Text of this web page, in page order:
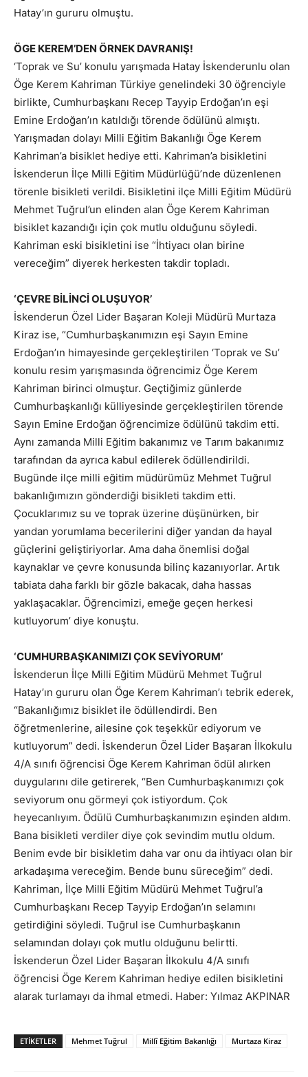
Hatay’ın gururu olmuştu.
ÖGE KEREM’DEN ÖRNEK DAVRANIŞ!
‘Toprak ve Su’ konulu yarışmada Hatay İskenderunlu olan
Öge Kerem Kahriman Türkiye genelindeki 30 öğrenciyle
birlikte, Cumhurbaşkanı Recep Tayyip Erdoğan’ın eşi
Emine Erdoğan’ın katıldığı törende ödülünü almıştı.
Yarışmadan dolayı Milli Eğitim Bakanlığı Öge Kerem
Kahriman’a bisiklet hediye etti. Kahriman’a bisikletini
İskenderun İlçe Milli Eğitim Müdürlüğü’nde düzenlenen
törenle bisikleti verildi. Bisikletini ilçe Milli Eğitim Müdürü
Mehmet Tuğrul’un elinden alan Öge Kerem Kahriman
bisiklet kazandığı için çok mutlu olduğunu söyledi.
Kahriman eski bisikletini ise “İhtiyacı olan birine
vereceğim” diyerek herkesten takdir topladı.
‘ÇEVRE BİLİNCİ OLUŞUYOR’
İskenderun Özel Lider Başaran Koleji Müdürü Murtaza
Kiraz ise, “Cumhurbaşkanımızın eşi Sayın Emine
Erdoğan’ın himayesinde gerçekleştirilen ‘Toprak ve Su’
konulu resim yarışmasında öğrencimiz Öge Kerem
Kahriman birinci olmuştur. Geçtiğimiz günlerde
Cumhurbaşkanlığı külliyesinde gerçekleştirilen törende
Sayın Emine Erdoğan öğrencimize ödülünü takdim etti.
Aynı zamanda Milli Eğitim bakanımız ve Tarım bakanımız
tarafından da ayrıca kabul edilerek ödüllendirildi.
Bugünde ilçe milli eğitim müdürümüz Mehmet Tuğrul
bakanlığımızın gönderdiği bisikleti takdim etti.
Çocuklarımız su ve toprak üzerine düşünürken, bir
yandan yorumlama becerilerini diğer yandan da hayal
güçlerini geliştiriyorlar. Ama daha önemlisi doğal
kaynaklar ve çevre konusunda bilinç kazanıyorlar. Artık
tabiata daha farklı bir gözle bakacak, daha hassas
yaklaşacaklar. Öğrencimizi, emeğe geçen herkesi
kutluyorum’ diye konuştu.
‘CUMHURBAŞKANIMIZI ÇOK SEVİYORUM’
İskenderun İlçe Milli Eğitim Müdürü Mehmet Tuğrul
Hatay’ın gururu olan Öge Kerem Kahriman’ı tebrik ederek,
“Bakanlığımız bisiklet ile ödüllendirdi. Ben
öğretmenlerine, ailesine çok teşekkür ediyorum ve
kutluyorum” dedi. İskenderun Özel Lider Başaran İlkokulu
4/A sınıfı öğrencisi Öge Kerem Kahriman ödül alırken
duygularını dile getirerek, “Ben Cumhurbaşkanımızı çok
seviyorum onu görmeyi çok istiyordum. Çok
heyecanlıyım. Ödülü Cumhurbaşkanımızın eşinden aldım.
Bana bisikleti verdiler diye çok sevindim mutlu oldum.
Benim evde bir bisikletim daha var onu da ihtiyacı olan bir
arkadaşıma vereceğim. Bende bunu süreceğim” dedi.
Kahriman, İlçe Milli Eğitim Müdürü Mehmet Tuğrul’a
Cumhurbaşkanı Recep Tayyip Erdoğan’ın selamını
getirdiğini söyledi. Tuğrul ise Cumhurbaşkanın
selamından dolayı çok mutlu olduğunu belirtti.
İskenderun Özel Lider Başaran İlkokulu 4/A sınıfı
öğrencisi Öge Kerem Kahriman hediye edilen bisikletini
alarak turlamayı da ihmal etmedi. Haber: Yılmaz AKPINAR
ETIKETLER Mehmet Tuğrul Millî Eğitim Bakanlığı Murtaza Kiraz